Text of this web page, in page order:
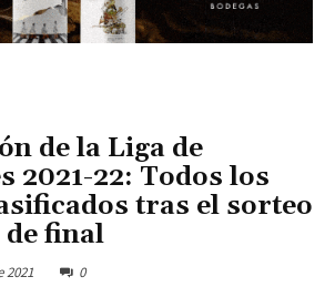
de la Liga de
2021-22: Todos los
tras el sorteo
de final
2021 0